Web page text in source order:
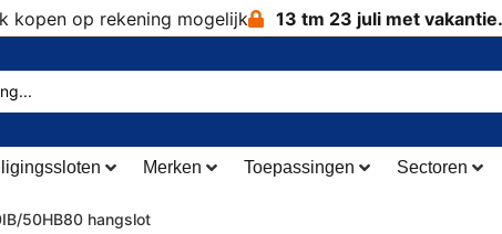
kopen op rekening mogelijk 13 tm 23 juli met
Merken Toepassingen Sectoren
50HB80 hangslot